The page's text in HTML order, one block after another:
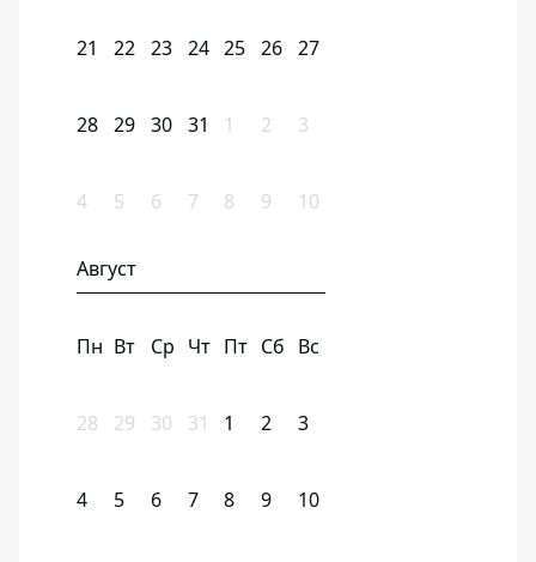
21 22 23 24 25 26 27
28 29 30 31 1 2 3
4 5 6 7 8 9 10
Август
Пн Вт Ср Чт Пт Сб Вс
28 29 30 31 1 2 3
4 5 6 7 8 9 10